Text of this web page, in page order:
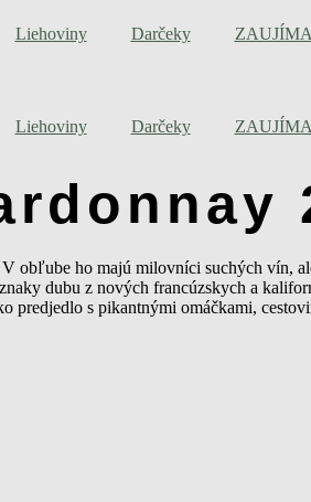
Liehoviny Darčeky
Liehoviny Darčeky
V obľube ho majú milovníci suchých
dubu z nových francúzskych a
s pikantnými omáčkami,